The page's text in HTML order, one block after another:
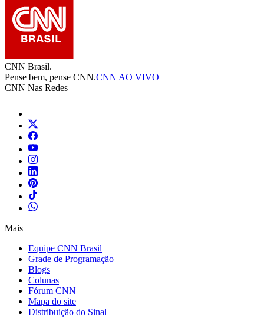
CNN Brasil.
Pense bem, pense CNN.CNN AO VIVO
CNN Nas Redes
Mais
Equipe CNN Brasil
Grade de Programação
Blogs
Colunas
Fórum CNN
Mapa do site
Distribuição do Sinal